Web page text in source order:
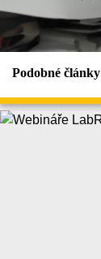
Podobné články